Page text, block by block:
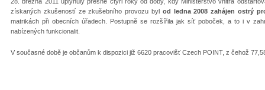
získaných zkušeností ze zkušebního provozu byl od ledna 2008 zahájen ostrý
matrikách při obecních úřadech. Postupně se rozšířila jak síť poboček, a to i v
nabízených funkcionalit.
V současné době je občanům k dispozici již 6620 pracovišť Czech POINT, z čehož